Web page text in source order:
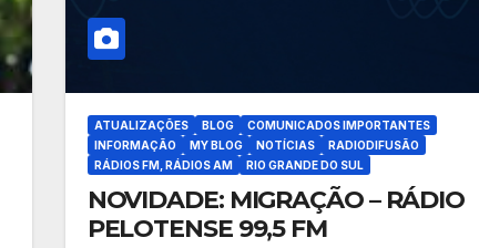
ATUALIZAÇÕES BLOG
COMUNICADOS IMPORTANTES
INFORMAÇÃO
MY BLOG NOTÍCIAS
RADIODIFUSÃO
RÁDIOS FM, RÁDIOS AM
RIO GRANDE DO SUL
NOVIDADE: MIGRAÇÃO – RÁDIO
PELOTENSE 99,5 FM